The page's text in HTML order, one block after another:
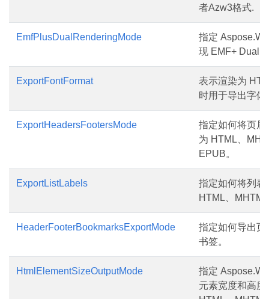
者Azw3格式.
EmfPlusDualRenderingMode
指定
现 EMF+ Dual
ExportFontFormat
表示渲染为
时用于导出字体
ExportHeadersFootersMode
指定如何将页眉
为 HTML、
EPUB。
ExportListLabels
指定如何将列表
HTML、
HeaderFooterBookmarksExportMode
指定如何导出页
书签。
HtmlElementSizeOutputMode
指定
元素宽度和高度